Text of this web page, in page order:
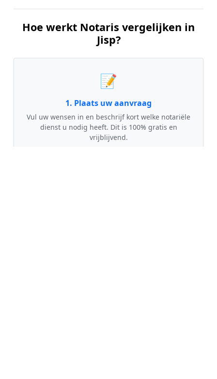
Hoe werkt Notaris vergelijken in
Jisp?
📝
1. Plaats uw aanvraag
Vul uw wensen in en beschrijf kort welke notariële
dienst u nodig heeft. Dit is 100% gratis en
vrijblijvend.